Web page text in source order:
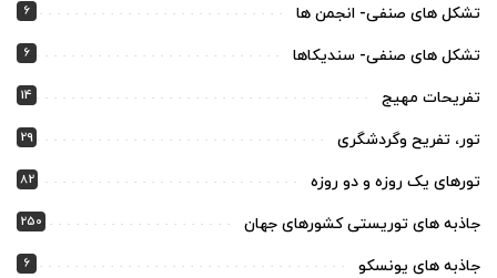
تشکل های صنفی- انجمن ها 6
تشکل های صنفی- سندیکاها 6
تفریحات مهیج 14
تور، تفریح وگردشگری 29
تورهای یک روزه و دو روزه 82
جاذبه های توریستی کشورهای جهان 250
جاذبه های یونسکو 6